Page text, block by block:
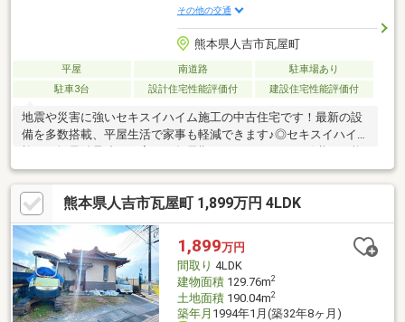
その他の交通
熊本県人吉市瓦屋町
平屋 南道路
駐車場あり
駐車3台
設計住宅性能評価付 建設住宅性能評価付
地震や災害に強いセキスイハイム施工の中古住宅です！最新の設
備を多数搭載、平屋生活で家事も軽減できます♪◎セキスイハイム
施工・軽量鉄骨造のお家６０年長期サポートシステム引継ぎ可能5
年毎の無料点検が受けられます◎◎太陽光発電システム8.48ｋｗ
搭載・経済的なお家◎◎蓄電池8ｋｗ搭載◎災害時でも電機が使え
て安心◎ステンレス屋根搭載◎◎磁気タイル外壁搭載◎◎長期優
良住宅◎◎オール電化住宅◎◎南向き日当たり風通し住環境良好
です◎
熊本県人吉市瓦屋町 1,899万円 4LDK
1,899万円
間取り 4LDK
建物面積129.76m2
土地面積190.04m2
築年月 1994年1月(築32年8ヶ月)